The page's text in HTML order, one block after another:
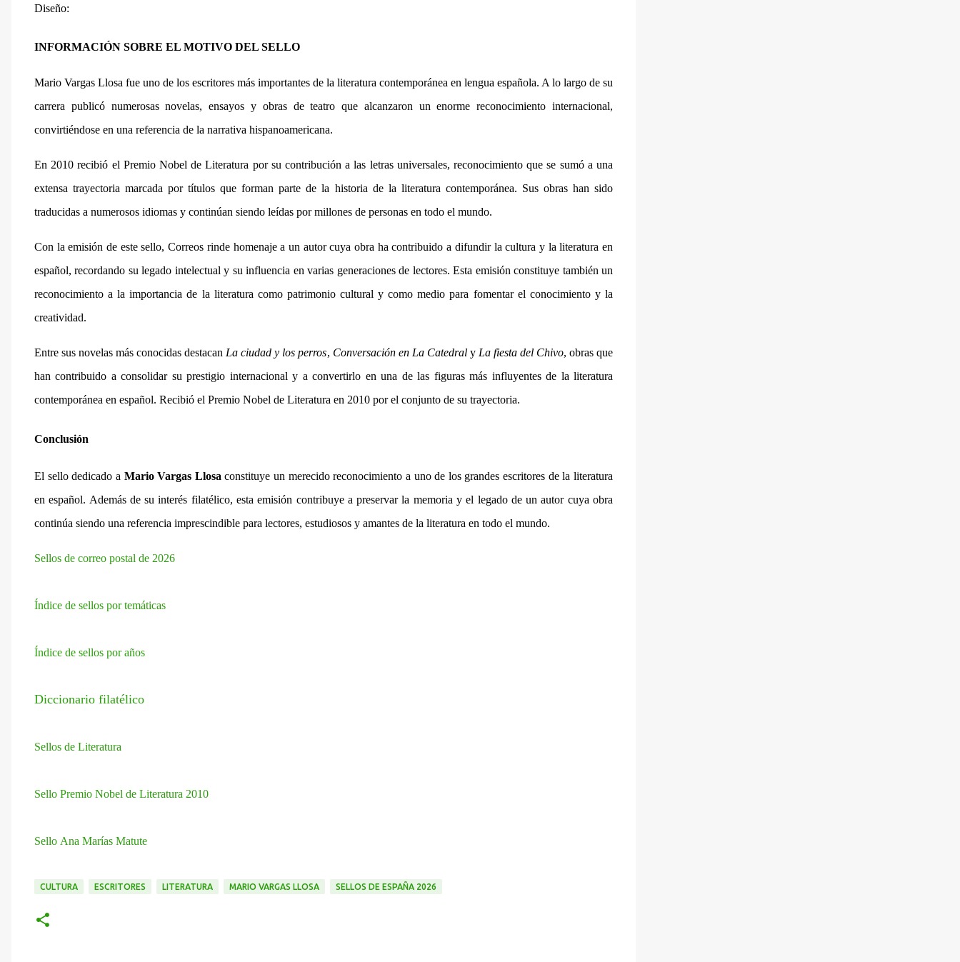
Diseño:
INFORMACIÓN SOBRE EL MOTIVO DEL SELLO
Mario Vargas Llosa fue uno de los escritores más importantes de la literatura contemporánea en lengua española. A lo largo de su
carrera publicó numerosas novelas, ensayos y obras de teatro que alcanzaron un enorme reconocimiento internacional,
convirtiéndose en una referencia de la narrativa hispanoamericana.
En 2010 recibió el Premio Nobel de Literatura por su contribución a las letras universales, reconocimiento que se sumó a una
extensa trayectoria marcada por títulos que forman parte de la historia de la literatura contemporánea. Sus obras han sido
traducidas a numerosos idiomas y continúan siendo leídas por millones de personas en todo el mundo.
Con la emisión de este sello, Correos rinde homenaje a un autor cuya obra ha contribuido a difundir la cultura y la literatura en
español, recordando su legado intelectual y su influencia en varias generaciones de lectores. Esta emisión constituye también un
reconocimiento a la importancia de la literatura como patrimonio cultural y como medio para fomentar el conocimiento y la
creatividad.
Entre sus novelas más conocidas destacan La ciudad y los perros, Conversación en La Catedraly La fiesta del Chivo, obras que
han contribuido a consolidar su prestigio internacional y a convertirlo en una de las figuras más influyentes de la literatura
contemporánea en español. Recibió el Premio Nobel de Literatura en 2010 por el conjunto de su trayectoria.
Conclusión
El sello dedicado a Mario Vargas Llosaconstituye un merecido reconocimiento a uno de los grandes escritores de la literatura
en español. Además de su interés filatélico, esta emisión contribuye a preservar la memoria y el legado de un autor cuya obra
continúa siendo una referencia imprescindible para lectores, estudiosos y amantes de la literatura en todo el mundo.
Sellos de correo postal de 2026
Índice de sellos por temáticas
Índice de sellos por años
Diccionario filatélico
Sellos de Literatura
Sello Premio Nobel de Literatura 2010
Sello Ana Marías Matute
CULTURA ESCRITORES LITERATURA MARIO VARGAS LLOSA SELLOS DE ESPAÑA 2026